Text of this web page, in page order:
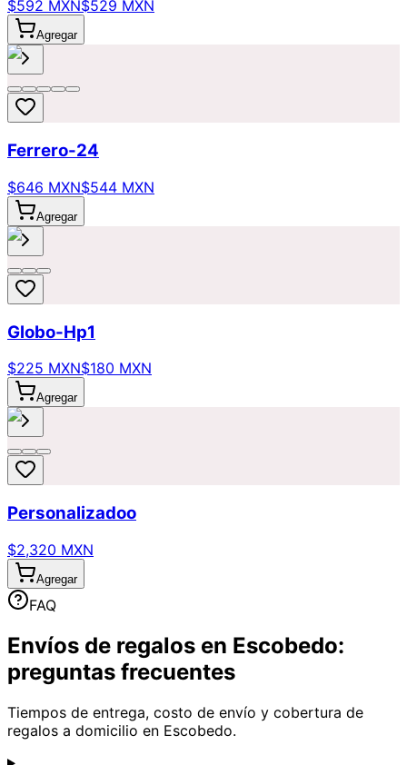
$592 MXN$529 MXN
Agregar
Ferrero-24
$646 MXN$544 MXN
Agregar
Globo-Hp1
$225 MXN$180 MXN
Agregar
Personalizadoo
$2,320 MXN
Agregar
FAQ
Envíos de regalos en Escobedo:
preguntas frecuentes
Tiempos de entrega, costo de envío y cobertura de
regalos a domicilio en Escobedo.